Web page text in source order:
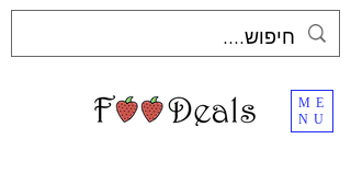
ME
NU